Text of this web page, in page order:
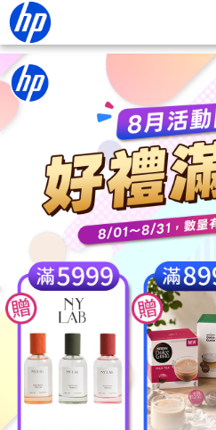
HP 原廠墨水匣黃色系列 | HP®